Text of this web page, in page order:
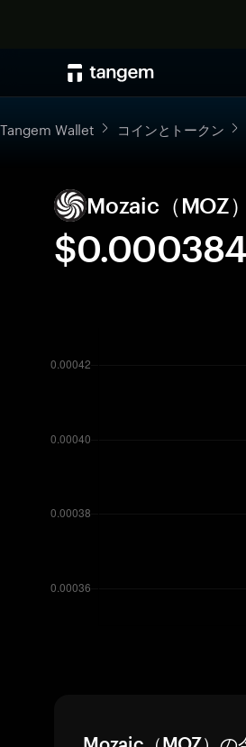
Tangem Wallet コインとトークン
Mozaic（MOZ